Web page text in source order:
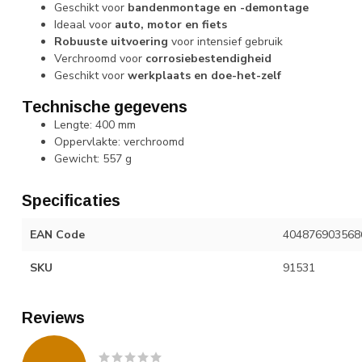
Geschikt voor bandenmontage en -demontage
Ideaal voor auto, motor en fiets
Robuuste uitvoering voor intensief gebruik
Verchroomd voor corrosiebestendigheid
Geschikt voor werkplaats en doe-het-zelf
Technische gegevens
Lengte: 400 mm
Oppervlakte: verchroomd
Gewicht: 557 g
Specificaties
EAN Code
SKU 91531
Reviews